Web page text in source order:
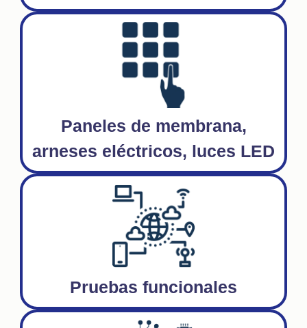
Paneles de membrana,
arneses eléctricos, luces LED
Pruebas funcionales